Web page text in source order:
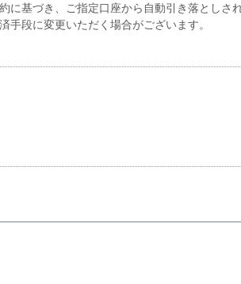
基づき、ご指定口座から自動引き落としされ
段に変更いただく場合がございます。